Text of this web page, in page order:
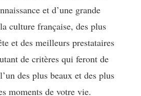
et d’une grande
culture française, des plus
et des meilleurs prestataires
de critères qui feront de
des plus beaux et des plus
moments de votre vie.